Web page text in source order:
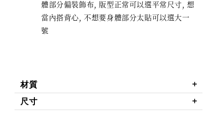
體部分偏裝飾布, 版型正常可以選平常尺寸, 想
當內搭背心, 不想要身體部分太貼可以選大一
號
材質
尺寸